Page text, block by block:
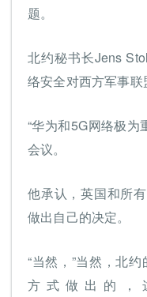
题。
北约秘书长Jens
络安全对西方军事联
“华为和5G网络极为
会议。
他承认，英国和所
做出自己的决定。
“当然，”当然，北
方式做出的，